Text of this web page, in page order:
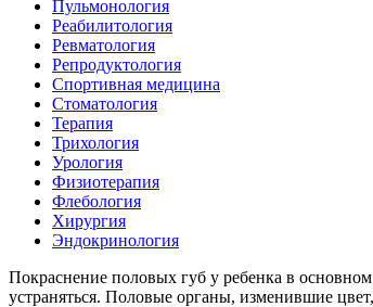
Пульмонология
Реабилитология
Ревматология
Репродуктология
Спортивная медицина
Стоматология
Терапия
Трихология
Урология
Физиотерапия
Флебология
Хирургия
Эндокринология
Покраснение половых губ у ребенка в
устраняться. Половые органы, изменившие